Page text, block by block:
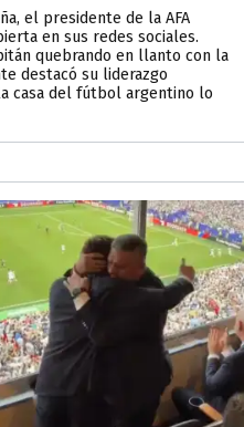
el presidente de la AFA
en sus redes sociales.
quebrando en llanto con la
destacó su liderazgo
casa del fútbol argentino lo